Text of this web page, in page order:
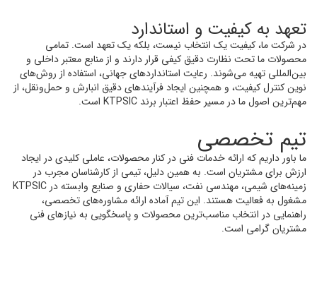
تعهد به کیفیت و استاندارد
در شرکت ما، کیفیت یک انتخاب نیست، بلکه یک تعهد است. تمامی
محصولات ما تحت نظارت دقیق کیفی قرار دارند و از منابع معتبر داخلی و
بین‌المللی تهیه می‌شوند. رعایت استانداردهای جهانی، استفاده از روش‌های
نوین کنترل کیفیت، و همچنین ایجاد فرآیندهای دقیق انبارش و حمل‌ونقل، از
مهم‌ترین اصول ما در مسیر حفظ اعتبار برند KTPSIC است.
تیم تخصصی
ما باور داریم که ارائه خدمات فنی در کنار محصولات، عاملی کلیدی در ایجاد
ارزش برای مشتریان است. به همین دلیل، تیمی از کارشناسان مجرب در
زمینه‌های شیمی، مهندسی نفت، سیالات حفاری و صنایع وابسته در KTPSIC
مشغول به فعالیت هستند. این تیم آماده ارائه مشاوره‌های تخصصی،
راهنمایی در انتخاب مناسب‌ترین محصولات و پاسخگویی به نیازهای فنی
مشتریان گرامی است.